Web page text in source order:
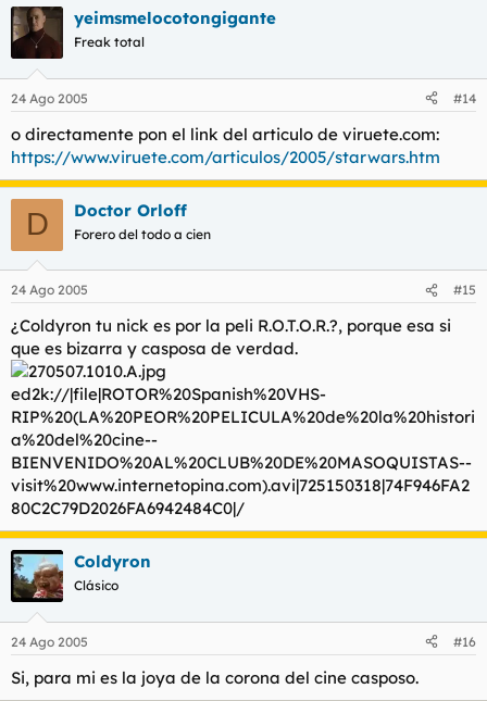
yeimsmelocotongigante
Freak total
24 Ago 2005 #14
o directamente pon el link del articulo de viruete.com:
https://www.viruete.com/articulos/2005/starwars.htm
D Doctor Orloff
Forero del todo a cien
24 Ago 2005 #15
¿Coldyron tu nick es por la peli R.O.T.O.R.?, porque esa si
que es bizarra y casposa de verdad.
ed2k://|file|ROTOR%20Spanish%20VHS-
RIP%20(LA%20PEOR%20PELICULA%20de%20la%20histori
a%20del%20cine--
BIENVENIDO%20AL%20CLUB%20DE%20MASOQUISTAS--
visit%20www.internetopina.com).avi|725150318|74F946FA2
80C2C79D2026FA6942484C0|/
Coldyron
Clásico
24 Ago 2005 #16
Si, para mi es la joya de la corona del cine casposo.